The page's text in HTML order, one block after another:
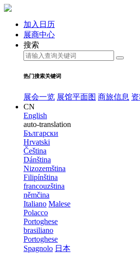
加入日历
展商中心
搜索
热门搜索关键词
展会一览 展馆平面图 商旅信息
CN
English
auto-translation
Български
Hrvatski
Čeština
Dánština
Nizozemština
Filipínština
francouzština
němčina
Italiano Malese
Polacco
Portoghese
brasiliano
Portoghese
Spagnolo 日本